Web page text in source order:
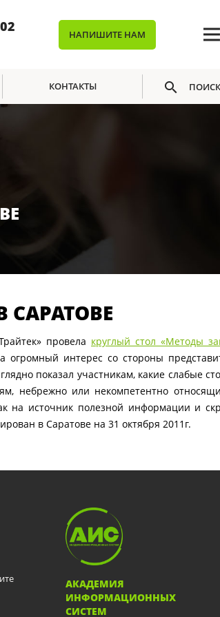
НАПИШИТЕ НАМ
КОНТАКТЫ ПОИСК
провела круглый стол «Методы
огромный интерес со стороны
показал участникам, какие слабые
небрежно или некомпетентно
на источник полезной информации и
в Саратове на 31 октября 2011г.
АКАДЕМИЯ
ИНФОРМАЦИОННЫХ
СИСТЕМ